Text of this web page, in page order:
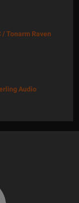
/ Tonarm Raven
Audio